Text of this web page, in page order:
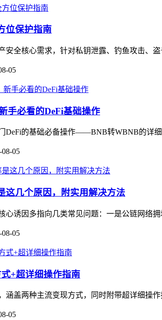
位保护指南
安全核心需求，针对私钥泄露、钓鱼攻击
05
手必看的DeFi基础操作
DeFi的基础必备操作——BNB转WBNB的详
08-05
这几个原因，附实用解决方法
心诱因多指向几类常见问题：一是公链网络
08-05
+超详细操作指南
涵盖两种主流变现方式，同时附带超详细操
05